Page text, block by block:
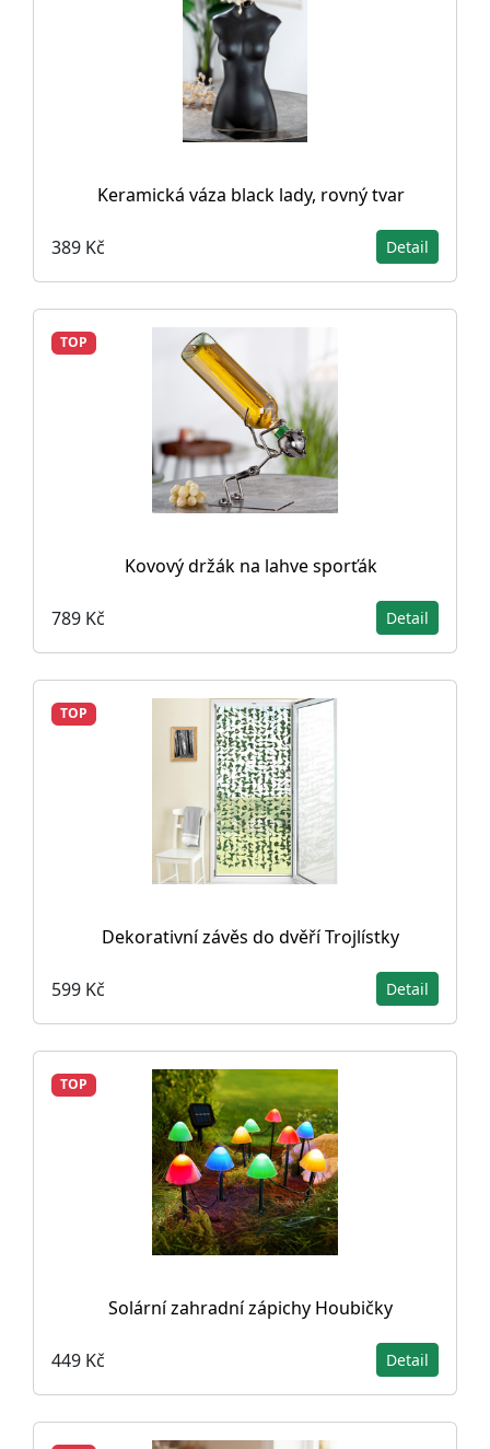
Keramická váza black lady, rovný tvar
389 Kč Detail
TOP
Kovový držák na lahve sporťák
789 Kč Detail
TOP
Dekorativní závěs do dvěří Trojlístky
599 Kč Detail
TOP
Solární zahradní zápichy Houbičky
449 Kč Detail